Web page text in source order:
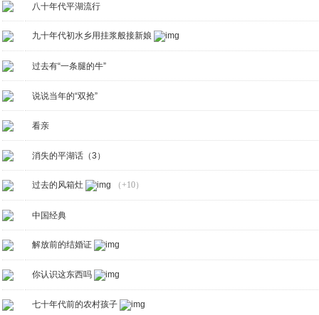
八十年代平湖流行
九十年代初水乡用挂浆般接新娘
过去有“一条腿的牛”
说说当年的“双抢”
看亲
消失的平湖话（3）
过去的风箱灶 （+10）
中国经典
解放前的结婚证
你认识这东西吗
七十年代前的农村孩子